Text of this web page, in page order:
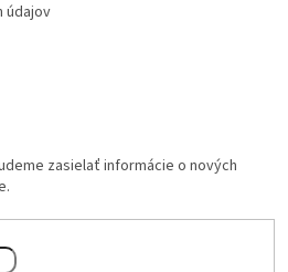
údajov
zasielať informácie o nových